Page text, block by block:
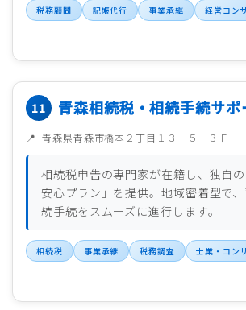
税務顧問 記帳代行 事業承継 経営コン
青森相続税・相続手続サポ
青森県青森市橋本２丁目１３－５－３Ｆ
相続税申告の専門家が在籍し、独自
安心プラン」を提供。地域密着型で
続手続をスムーズに進行します。
相続税 事業承継 税務調査 士業・コン